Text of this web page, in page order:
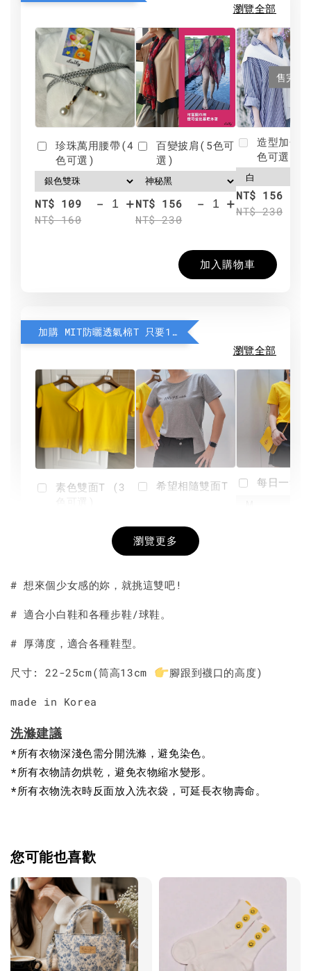
瀏覽全部
珍珠萬用腰帶(4
色可選)
NT$ 109
NT$ 160
- +
百變披肩(5色可
選)
NT$ 156
NT$ 230
- +
售完
造型加分
色可選)
NT$ 156
NT$ 230
加入購物車
加購 MIT防曬透氣棉T 只要190元
瀏覽全部
素色雙面T (3
+
希望相隨雙面T
NT$ 190
-
每日一笑
瀏覽更多
# 想來個少女感的妳，就挑這雙吧!
# 適合小白鞋和各種步鞋/球鞋。
# 厚薄度，適合各種鞋型。
尺寸: 22-25cm(筒高13cm 腳跟到襪口的高度)
made in Korea
洗滌建議
*所有衣物深淺色需分開洗滌，避免染色。
*所有衣物請勿烘乾，避免衣物縮水變形。
*所有衣物洗衣時反面放入洗衣袋，可延長衣物壽命。
您可能也喜歡